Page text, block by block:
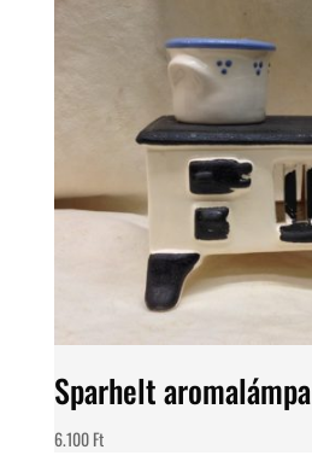
Sparhelt aromalámpa
6.100Ft